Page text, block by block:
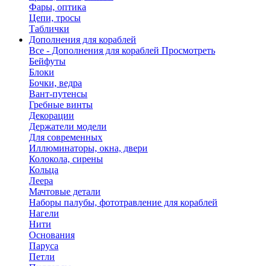
Фары, оптика
Цепи, тросы
Таблички
Дополнения для кораблей
Все - Дополнения для кораблей Просмотреть
Бейфуты
Блоки
Бочки, ведра
Вант-путенсы
Гребные винты
Декорации
Держатели модели
Для современных
Иллюминаторы, окна, двери
Колокола, сирены
Кольца
Леера
Мачтовые детали
Наборы палубы, фототравление для кораблей
Нагели
Нити
Основания
Паруса
Петли